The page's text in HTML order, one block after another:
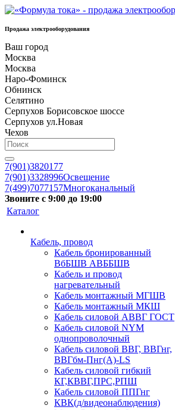
Продажа электрооборудования
Ваш город
Москва
Москва
Наро-Фоминск
Обнинск
Селятино
Серпухов Борисовское шоссе
Серпухов ул.Новая
Чехов
7(901)3820177
7(901)3328996Освещение
7(499)7077157Многоканальный
Звоните с 9:00 до 19:00
Каталог
Кабель, провод
Кабель бронированный
ВбБШВ АВББШВ
Кабель и провод
нагревательный
Кабель монтажный МГШВ
Кабель монтажный МКШ
Кабель силовой АВВГ ГОСТ
Кабель силовой NYM
однопроволочный
Кабель силовой ВВГ, ВВГнг,
ВВГбм-Пнг(А)-LS
Кабель силовой гибкий
КГ,КВВГ,ПРС,РПШ
Кабель силовой ППГнг
КВК(д/видеонаблюдения)